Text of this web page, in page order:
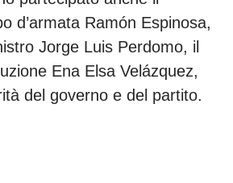
d’armata Ramón Espinosa,
Jorge Luis Perdomo, il
Ena Elsa Velázquez,
del governo e del partito.